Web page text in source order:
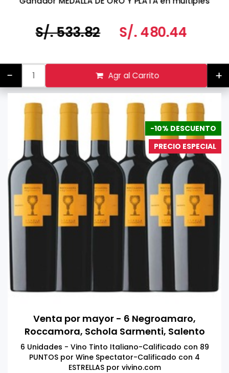
S/. 533.82 S/. 480.44
- Agr al Carrito +
-10% DESCUENTO
PRECIO ESPECIAL
Venta por mayor - 6 Negroamaro,
Roccamora, Schola Sarmenti, Salento
IGT, Italia 750ml
6 Unidades - Vino Tinto Italiano-Calificado con 89
PUNTOS por Wine Spectator-Calificado con 4
ESTRELLAS por vivino.com